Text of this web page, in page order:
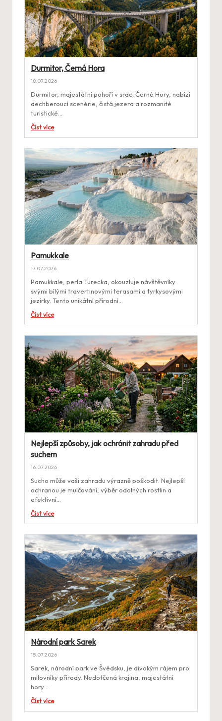
Durmitor, Černá Hora
18.07.2026
Durmitor, majestátní pohoří v srdci Černé Hory, nabízí
dechberoucí scenérie, čistá jezera a rozmanité
turistické…
Číst více
Pamukkale
17.07.2026
Pamukkale, perla Turecka, okouzluje návštěvníky
svými bílými travertinovými terasami a tyrkysovými
jezírky. Tento unikátní přírodní…
Číst více
Nejlepší způsoby, jak ochránit zahradu před
suchem
16.07.2026
Sucho může vaši zahradu výrazně poškodit. Nejlepší
ochranou je mulčování, výběr odolných rostlin a
efektivní…
Číst více
Národní park Sarek
15.07.2026
Sarek, národní park ve Švédsku, je divokým rájem pro
milovníky přírody. Nedotčená krajina, majestátní
hory…
Číst více